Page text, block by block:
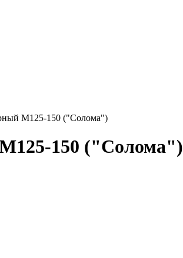
М125-150 ("Солома")
150 ("Солома")